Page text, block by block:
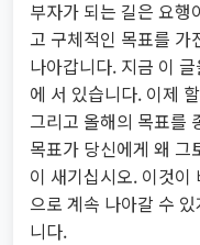
부자가 되는 길은 요
고 구체적인 목표를 가
나아갑니다. 지금 이
에 서 있습니다. 이제
그리고 올해의 목표를
목표가 당신에게 왜 그
이 새기십시오. 이것이
으로 계속 나아갈 수
니다.